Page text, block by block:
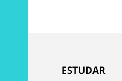
ESTUDAR